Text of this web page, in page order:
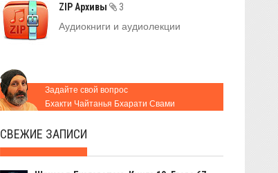
ZIP Архивы
3
Аудиокниги и аудиолекции
Задайте свой вопрос
Бхакти Чайтанья Бхарати Свами
СВЕЖИЕ ЗАПИСИ